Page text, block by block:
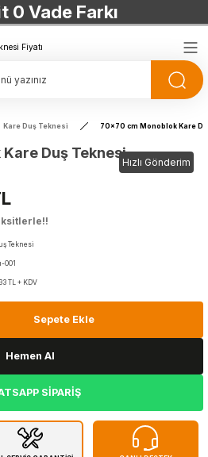
0 Vade Farkı
KARGO
KARGO
Kare Duş Teknesi 70x70 cm Monoblok Kare
Hızlı Gönderim
Duş Teknesi
Teknesi
001
TL + KDV
Sepete Ekle
Hemen Al
SİPARİŞ